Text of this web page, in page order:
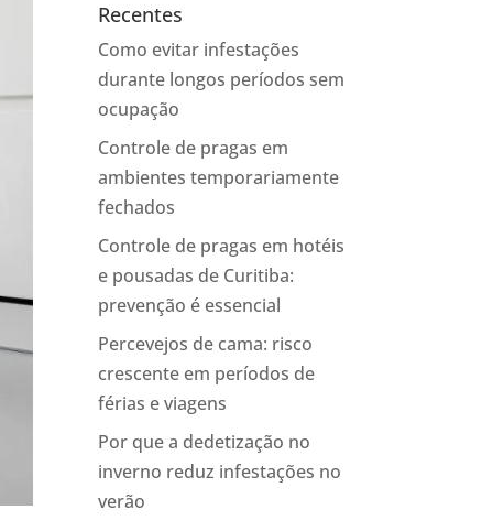
Recentes
Como evitar infestações
durante longos períodos sem
ocupação
Controle de pragas em
ambientes temporariamente
fechados
Controle de pragas em hotéis
e pousadas de Curitiba:
prevenção é essencial
Percevejos de cama: risco
crescente em períodos de
férias e viagens
Por que a dedetização no
inverno reduz infestações no
verão